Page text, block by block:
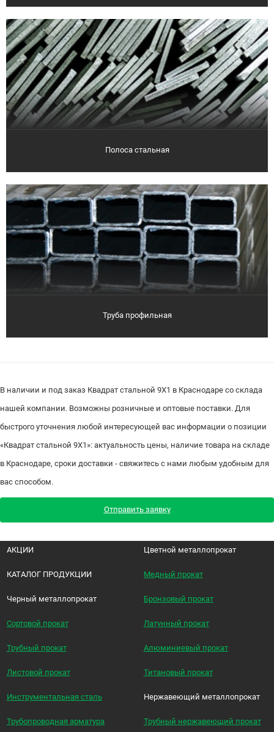
Полоса стальная
Труба профильная
В наличии и под заказ Квадрат стальной 9Х1 в Краснодаре со склада
нашей компании. Возможны розничные и оптовые поставки. Для
быстрого уточнения любой интересующей вас информации о позиции
«Квадрат стальной 9Х1»: актуальность цены, наличие товара на складе
в Краснодаре, сроки доставки - свяжитесь с нами любым удобным для
вас способом.
Отправить заявку
АКЦИИ
КАТАЛОГ ПРОДУКЦИИ
Черный металлопрокат
Сортовой прокат
Трубный прокат
Листовой прокат
Инструментальная сталь
Трубопроводная арматура
Цветной металлопрокат
Медный прокат
Бронзовый прокат
Латунный прокат
Алюминиевый прокат
Титановый прокат
Нержавеющий металлопрокат
Трубный нержавеющий прокат